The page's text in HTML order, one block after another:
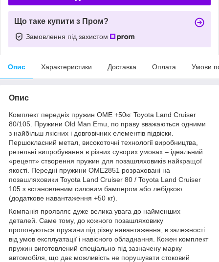
Що таке купити з Пром?
Замовлення під захистом
Опис Характеристики Доставка Оплата Умови
Опис
Комплект передніх пружин OME +50кг Toyota Land Cruiser
80/105. Пружини Old Man Emu, по праву вважаються одними
з найбільш якісних і довговічних елементів підвіски.
Першокласний метал, високоточні технології виробництва,
ретельні випробування в різних суворих умовах – ідеальний
«рецепт» створення пружин для позашляховиків найкращої
якості. Передні пружини OME2851 розраховані на
позашляховики Toyota Land Cruiser 80 / Toyota Land Cruiser
105 з встановленим силовим бампером або лебідкою
(додаткове навантаження +50 кг).
Компанія проявляє дуже велика увага до найменших
деталей. Саме тому, до кожного позашляховику
пропонуються пружини під різну навантаження, в залежності
від умов експлуатації і навісного обладнання. Кожен комплект
пружин виготовлений спеціально під зазначену марку
автомобіля, що дає можливість не порушувати стоковий